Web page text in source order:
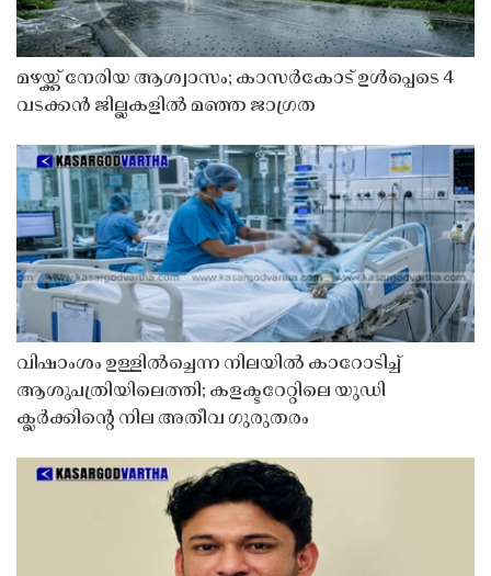
മഴയ്ക്ക് നേരിയ ആശ്വാസം; കാസർകോട് ഉൾപ്പെടെ 4
വടക്കൻ ജില്ലകളിൽ മഞ്ഞ ജാഗ്രത
വിഷാംശം ഉള്ളിൽച്ചെന്ന നിലയിൽ കാറോടിച്ച്
ആശുപത്രിയിലെത്തി; കളക്ടറേറ്റിലെ യുഡി
ക്ലർക്കിൻ്റെ നില അതീവ ഗുരുതരം